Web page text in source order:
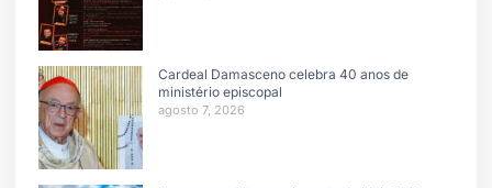
Cardeal Damasceno celebra 40 anos de
ministério episcopal
agosto 7, 2026